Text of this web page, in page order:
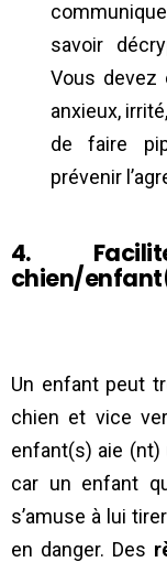
savoir
Vous devez
anxieux,
de faire
prévenir
4.
chien/
Un enfant peut
chien et vice
enfant(s) aie (nt)
car un enfant
s’amuse à lui
en danger. Des